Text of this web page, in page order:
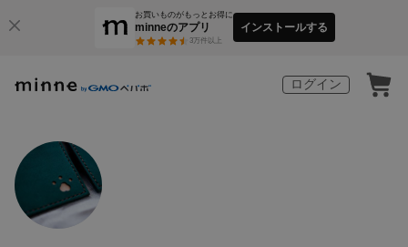
お買いものがもっとお得に
minneのアプリ
3万件以上
インストールする
ログイン